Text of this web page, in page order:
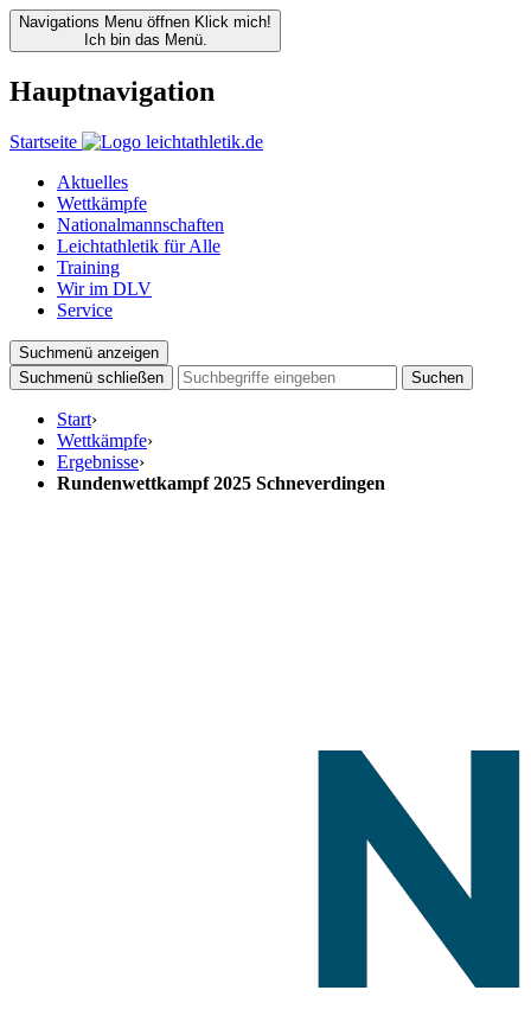
Navigations Menu öffnen Klick mich!
Ich bin das Menü.
Hauptnavigation
Startseite
Aktuelles
Wettkämpfe
Nationalmannschaften
Leichtathletik für Alle
Training
Wir im DLV
Service
Suchmenü anzeigen
Suchmenü schließen
Suchen
Start›
Wettkämpfe›
Ergebnisse›
Rundenwettkampf 2025 Schneverdingen